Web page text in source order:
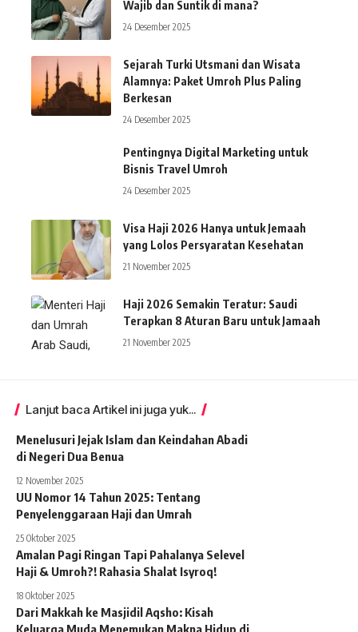
Wajib dan Suntik di mana?
24 Desember 2025
Sejarah Turki Utsmani dan Wisata
Alamnya: Paket Umroh Plus Paling
Berkesan
24 Desember 2025
Pentingnya Digital Marketing untuk
Bisnis Travel Umroh
24 Desember 2025
Visa Haji 2026 Hanya untuk Jemaah
yang Lolos Persyaratan Kesehatan
21 November 2025
Haji 2026 Semakin Teratur: Saudi
Terapkan 8 Aturan Baru untuk Jamaah
21 November 2025
Lanjut baca Artikel ini juga yuk...
Menelusuri Jejak Islam dan Keindahan Abadi
di Negeri Dua Benua
12 November 2025
UU Nomor 14 Tahun 2025: Tentang
Penyelenggaraan Haji dan Umrah
25 Oktober 2025
Amalan Pagi Ringan Tapi Pahalanya Selevel
Haji & Umroh?! Rahasia Shalat Isyroq!
18 Oktober 2025
Dari Makkah ke Masjidil Aqsho: Kisah
Keluarga Muda Menemukan Makna Hidup di